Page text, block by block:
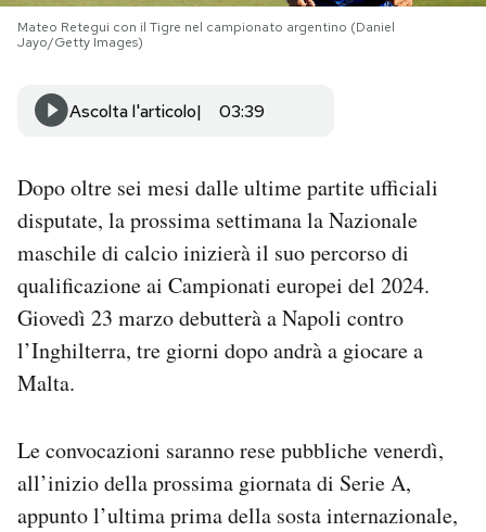
I MIEI PREFERITI
AREA PERSONALE
Newsletter
Notifiche mobile
Regala il Post
Hai bisogno di aiuto?
Mateo Retegui con il Tigre nel campionato argentino (Daniel
Jayo/Getty Images)
Ascolta l'articolo 03:39
Dopo oltre sei mesi dalle ultime partite ufficiali
disputate, la prossima settimana la Nazionale
maschile di calcio inizierà il suo percorso di
qualificazione ai Campionati europei del 2024.
Giovedì 23 marzo debutterà a Napoli contro
l’Inghilterra, tre giorni dopo andrà a giocare a
Malta.
Le convocazioni saranno rese pubbliche venerdì,
all’inizio della prossima giornata di Serie A,
appunto l’ultima prima della sosta internazionale,